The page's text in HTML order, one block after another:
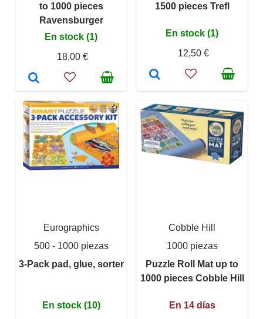
to 1000 pieces
Ravensburger
En stock (1)
18,00 €
1500 pieces Trefl
En stock (1)
12,50 €
Eurographics
500 - 1000 piezas
3-Pack pad, glue, sorter
En stock (10)
Cobble Hill
1000 piezas
Puzzle Roll Mat up to
1000 pieces Cobble Hill
En 14 días